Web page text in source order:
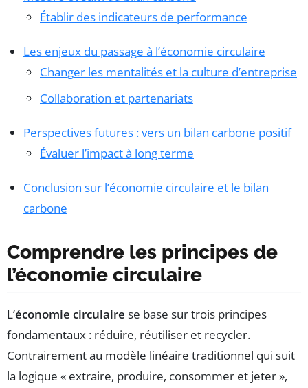
Établir des indicateurs de performance
Les enjeux du passage à l’économie circulaire
Changer les mentalités et la culture d’entreprise
Collaboration et partenariats
Perspectives futures : vers un bilan carbone positif
Évaluer l’impact à long terme
Conclusion sur l’économie circulaire et le bilan
carbone
Comprendre les principes de
l’économie circulaire
L’économie circulaire se base sur trois principes
fondamentaux : réduire, réutiliser et recycler.
Contrairement au modèle linéaire traditionnel qui suit
la logique « extraire, produire, consommer et jeter »,